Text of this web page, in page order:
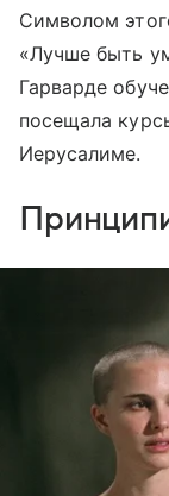
Символом
«Лучше быть
Гарварде
посещала
Иерусалиме.